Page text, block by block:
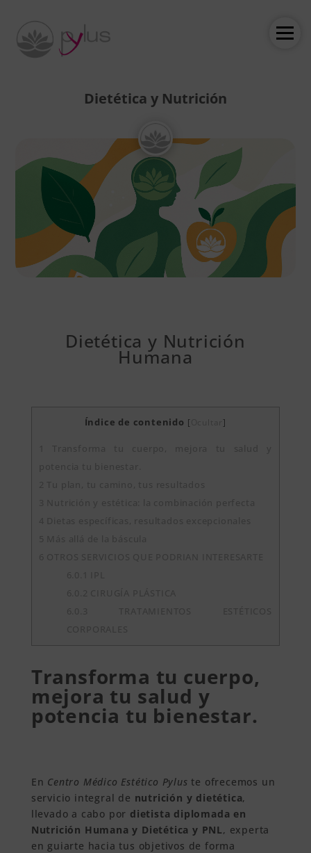
Dietética y Nutrición
Dietética y Nutrición
Humana
Índice de contenido [ Ocultar]
Transforma tu cuerpo,
mejora tu salud y
potencia tu bienestar.
En Centro Médico Estético Pylus te ofrecemos un
servicio integral de nutrición y dietética,
llevado a cabo por dietista diplomada en
Nutrición Humana y Dietética y PNL, experta
en guiarte hacia tus objetivos de forma